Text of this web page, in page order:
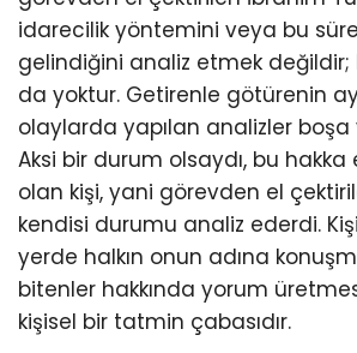
idarecilik yöntemini veya bu
gelindiğini analiz etmek
da yoktur. Getirenle götürenin
olaylarda yapılan analizler boşa
Aksi bir durum olsaydı, bu
olan kişi, yani görevden el
kendisi durumu analiz ederdi.
yerde halkın onun adına
bitenler hakkında yorum
kişisel bir tatmin çabasıdır.